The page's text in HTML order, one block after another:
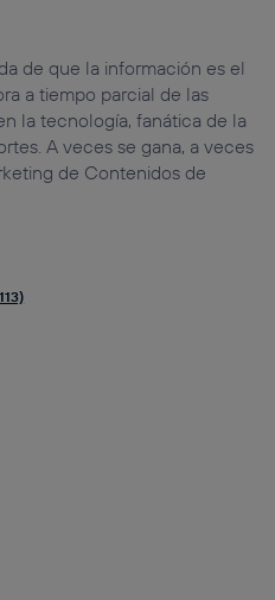
de que la información es el
a tiempo parcial de las
la tecnología, fanática de la
A veces se gana, a veces
de Contenidos de